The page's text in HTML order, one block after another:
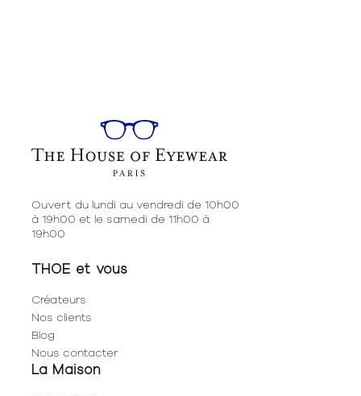
Ouvert du lundi au vendredi de 10h00
à 19h00 et le samedi de 11h00 à
19h00
THOE et vous
Créateurs
Nos clients
Blog
Nous contacter
La Maison